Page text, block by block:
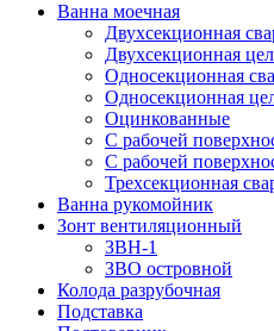
Ванна моечная
Двухсекционная
Двухсекционная
Односекционная
Односекционная
Оцинкованные
С рабочей
С рабочей
Трехсекционная
Ванна рукомойник
Зонт вентиляционный
ЗВН-1
ЗВО островной
Колода разрубочная
Подставка